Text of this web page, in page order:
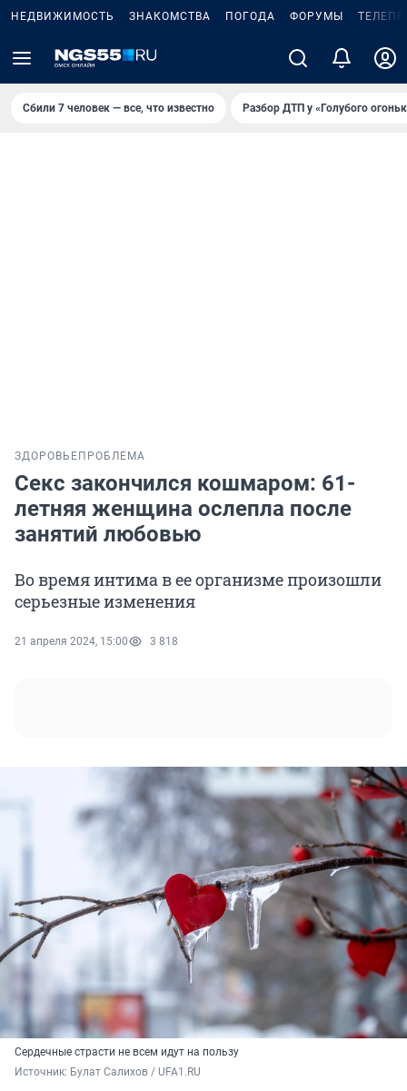
НЕДВИЖИМОСТЬ ЗНАКОМСТВА ПОГОДА ФОРУМЫ
Сбили 7 человек — все, что известно Разбор ДТП у «Голубого
ЗДОРОВЬЕ ПРОБЛЕМА
Секс закончился кошмаром: 61-
летняя женщина ослепла после
занятий любовью
Во время интима в ее организме произошли
серьезные изменения
21 апреля 2024, 15:00 3 818
Сердечные страсти не всем идут на пользу
Источник: Булат Салихов / UFA1.RU